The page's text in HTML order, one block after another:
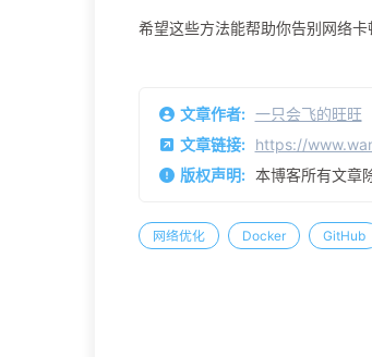
按照网站里提供的拉取命令进行
🎉 总结